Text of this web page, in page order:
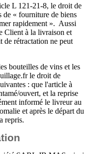
L 121-21-8, le droit de
de « fourniture de biens
rapidement ». Aussi
Client à la livraison et
de rétractation ne peut
bouteilles de vins et les
le droit de
: que l'article à
ouvert, et la reprise
informé le livreur au
et après le départ du
repris.